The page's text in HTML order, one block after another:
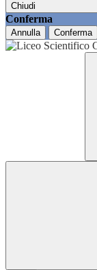
Chiudi
Conferma
Annulla Conferma